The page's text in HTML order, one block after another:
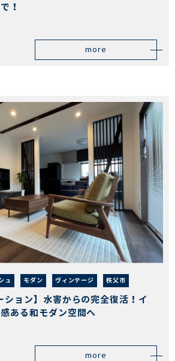
！
more
ュ モダン ヴィンテージ 秩父市
ション】水害からの完全復活！イ
ある和モダン空間へ
more